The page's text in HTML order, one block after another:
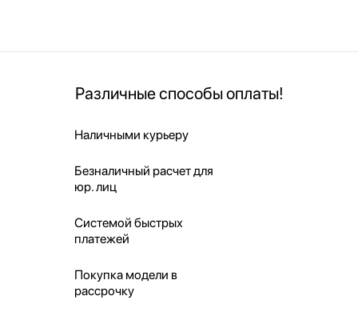
Различные способы оплаты!
Наличными курьеру
Безналичный расчет для
юр. лиц
Системой быстрых
платежей
Покупка модели в
рассрочку